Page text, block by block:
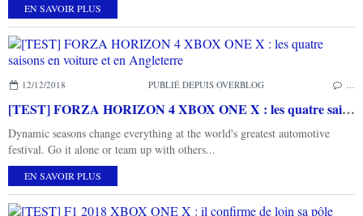
EN SAVOIR PLUS
12/12/2018 PUBLIÉ DEPUIS OVERBLOG
[TEST] FORZA HORIZON 4 XBOX ONE X : les quatre saisons en voiture et en Angleterre
Dynamic seasons change everything at the world's greatest automotive
festival. Go it alone or team up with others...
EN SAVOIR PLUS